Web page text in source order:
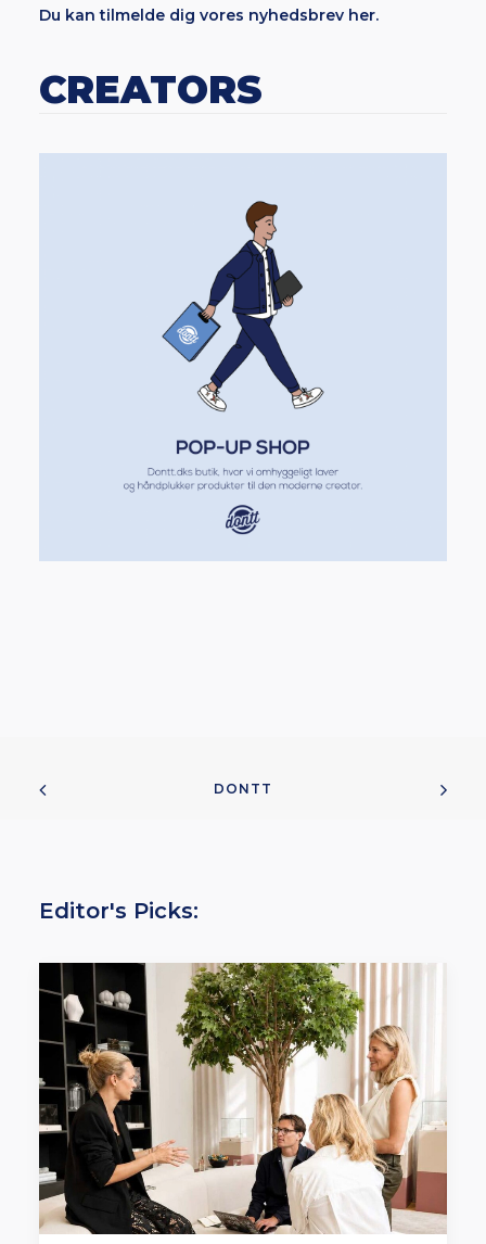
Du kan tilmelde dig vores nyhedsbrev her.
CREATORS
DONTT
Editor's Picks: